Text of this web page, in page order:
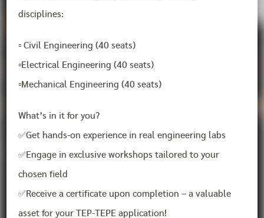
disciplines:
▫️ Civil Engineering (40 seats)
▫️Electrical Engineering (40 seats)
▫️Mechanical Engineering (40 seats)
What’s in it for you?
✅Get hands-on experience in real engineering labs
✅Engage in exclusive workshops tailored to your
chosen field
✅Receive a certificate upon completion – a valuable
asset for your TEP-TEPE application!